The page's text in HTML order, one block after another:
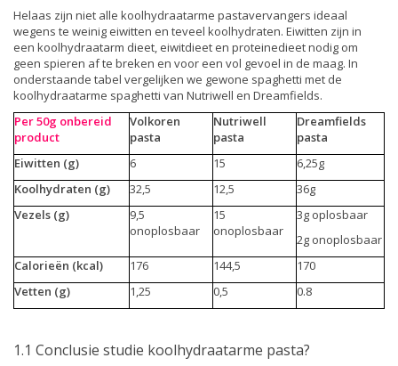
Helaas zijn niet alle koolhydraatarme pastavervangers ideaal
wegens te weinig eiwitten en teveel koolhydraten. Eiwitten zijn in
een koolhydraatarm dieet, eiwitdieet en proteinedieet nodig om
geen spieren af te breken en voor een vol gevoel in de maag. In
onderstaande tabel vergelijken we gewone spaghetti met de
koolhydraatarme spaghetti van Nutriwell en Dreamfields.
Per 50g onbereid
product
Volkoren
pasta
Nutriwell
pasta
Dreamfields
pasta
Eiwitten (g)
6 15
6,25g
Koolhydraten (g)
32,5 12,5
36g
Vezels (g)
9,5
onoplosbaar
15
onoplosbaar
3g oplosbaar
2g onoplosbaar
Calorieën (kcal)
176 144,5
170
Vetten (g)
1,25 0,5 0.8
1.1 Conclusie studie koolhydraatarme pasta?